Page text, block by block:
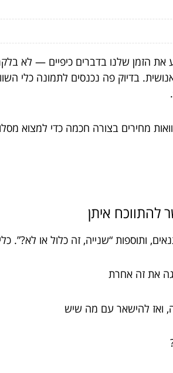
הזמן שלנו בדברים כיפיים — לא
בדיוק פה נכנסים לתמונה כלי
מחירים בצורה חכמה כדי למצוא
ותוספות “שנייה, זה כלול או לא?”.
את זה אחרת
ואז להישאר עם מה שיש